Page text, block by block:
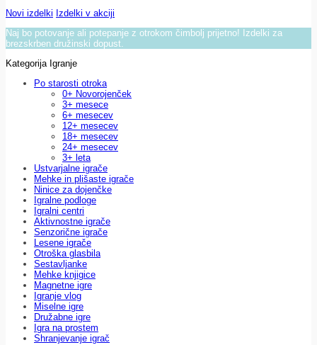
Novi izdelki Izdelki v akciji
Naj bo potovanje ali potepanje z otrokom čimbolj prijetno! Izdelki za
brezskrben družinski dopust.
Kategorija Igranje
Po starosti otroka
0+ Novorojenček
3+ mesece
6+ mesecev
12+ mesecev
18+ mesecev
24+ mesecev
3+ leta
Ustvarjalne igrače
Mehke in plišaste igrače
Ninice za dojenčke
Igralne podloge
Igralni centri
Aktivnostne igrače
Senzorične igrače
Lesene igrače
Otroška glasbila
Sestavljanke
Mehke knjigice
Magnetne igre
Igranje vlog
Miselne igre
Družabne igre
Igra na prostem
Shranjevanje igrač